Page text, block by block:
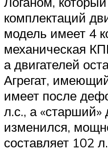
комплектаций
модель имеет 4
механическая
а двигателей
Агрегат,
имеет после
л.с., а «старший»
изменился,
составляет 102